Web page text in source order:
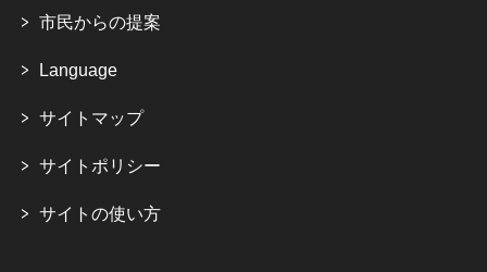
市民からの提案
Language
サイトマップ
サイトポリシー
サイトの使い方